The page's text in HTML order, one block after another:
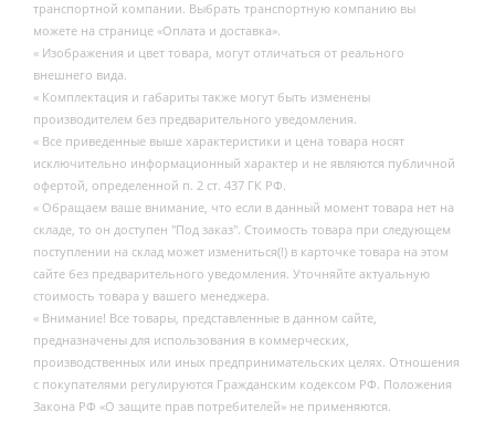
транспортной компании. Выбрать транспортную компанию вы
можете на странице «Оплата и доставка».
« Изображения и цвет товара, могут отличаться от реального
внешнего вида.
« Комплектация и габариты также могут быть изменены
производителем без предварительного уведомления.
« Все приведенные выше характеристики и цена товара носят
исключительно информационный характер и не являются публичной
офертой, определенной п. 2 ст. 437 ГК РФ.
« Обращаем ваше внимание, что если в данный момент товара нет на
складе, то он доступен "Под заказ". Стоимость товара при следующем
поступлении на склад может измениться(!) в карточке товара на этом
сайте без предварительного уведомления. Уточняйте актуальную
стоимость товара у вашего менеджера.
« Внимание! Все товары, представленные в данном сайте,
предназначены для использования в коммерческих,
производственных или иных предпринимательских целях. Отношения
с покупателями регулируются Гражданским кодексом РФ. Положения
Закона РФ «О защите прав потребителей» не применяются.